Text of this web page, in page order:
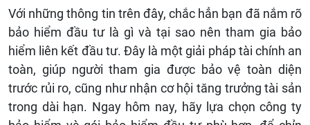
Với những thông tin trên đây, chắc hẳn bạn đã nắm rõ
bảo hiểm đầu tư là gì và tại sao nên tham gia bảo
hiểm liên kết đầu tư. Đây là một giải pháp tài chính an
toàn, giúp người tham gia được bảo vệ toàn diện
trước rủi ro, cũng như nhận cơ hội tăng trưởng tài sản
trong dài hạn. Ngay hôm nay, hãy lựa chọn công ty